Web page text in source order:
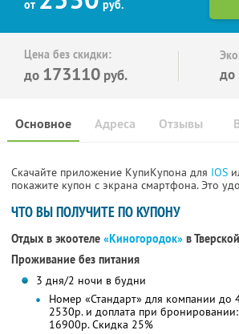
от руб.
Цена без скидки:
до 173110 руб. до
Основное Отзывы
Адреса
Скачайте приложение КупиКупона для IOS
покажите купон с экрана смартфона. Это
ЧТО ВЫ ПОЛУЧИТЕ ПО КУПОНУ
Отдых в экоотеле «Киногородок» в
Проживание без питания
3 дня/2 ночи в будни
Номер «Стандарт» для компании до
2530р. и доплата при
16900р. Скидка 25%